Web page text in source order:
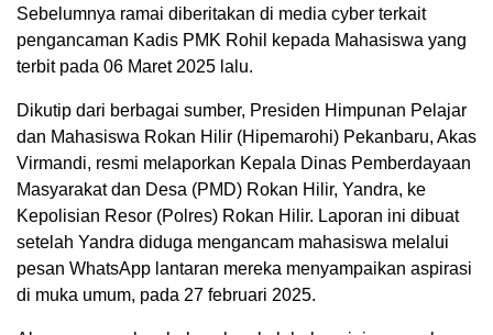
Sebelumnya ramai diberitakan di media cyber terkait
pengancaman Kadis PMK Rohil kepada Mahasiswa yang
terbit pada 06 Maret 2025 lalu.
Dikutip dari berbagai sumber, Presiden Himpunan Pelajar
dan Mahasiswa Rokan Hilir (Hipemarohi) Pekanbaru, Akas
Virmandi, resmi melaporkan Kepala Dinas Pemberdayaan
Masyarakat dan Desa (PMD) Rokan Hilir, Yandra, ke
Kepolisian Resor (Polres) Rokan Hilir. Laporan ini dibuat
setelah Yandra diduga mengancam mahasiswa melalui
pesan WhatsApp lantaran mereka menyampaikan aspirasi
di muka umum, pada 27 februari 2025.